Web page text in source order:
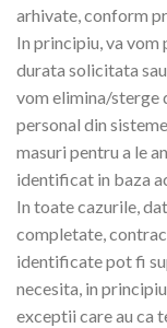
arhivate, conform
In principiu, va vom
durata solicitata
vom elimina/sterge
personal din
masuri pentru a le
identificat in baza
In toate cazurile,
completate,
identificate pot fi
necesita, in
exceptii care au ca